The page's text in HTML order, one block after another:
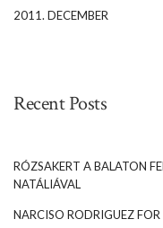
2011. DECEMBER
Recent Posts
RÓZSAKERT A BALATON
NATÁLIÁVAL
NARCISO RODRIGUEZ